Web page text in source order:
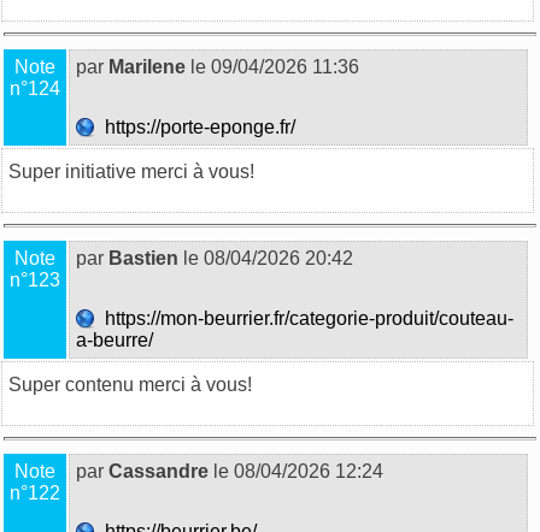
Note
n°124
par Marilene le 09/04/2026 11:36
https://porte-eponge.fr/
Super initiative merci à vous!
Note
n°123
par Bastien le 08/04/2026 20:42
https://mon-beurrier.fr/categorie-produit/couteau-
a-beurre/
Super contenu merci à vous!
Note
n°122
par Cassandre le 08/04/2026 12:24